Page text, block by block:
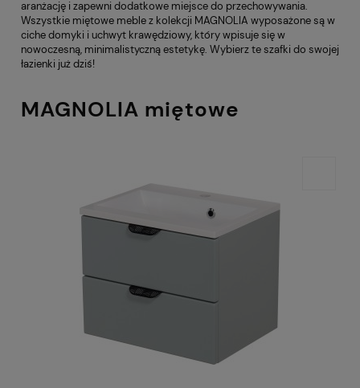
aranżację i zapewni dodatkowe miejsce do przechowywania.
Wszystkie miętowe meble z kolekcji MAGNOLIA wyposażone są w
ciche domyki i uchwyt krawędziowy, który wpisuje się w
nowoczesną, minimalistyczną estetykę. Wybierz te szafki do swojej
łazienki już dziś!
MAGNOLIA miętowe